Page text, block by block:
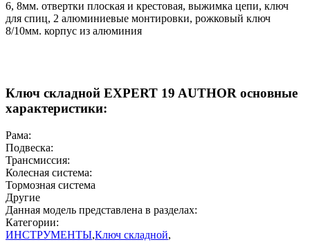
6, 8мм. отвертки плоская и крестовая, выжимка цепи, ключ
для спиц, 2 алюминиевые монтировки, рожковый ключ
8/10мм. корпус из алюминия
Ключ складной EXPERT 19 AUTHOR основные
характеристики:
Рама:
Подвеска:
Трансмиссия:
Колесная система:
Тормозная система
Другие
Данная модель представлена в разделах:
Категории:
ИНСТРУМЕНТЫ,Ключ складной,